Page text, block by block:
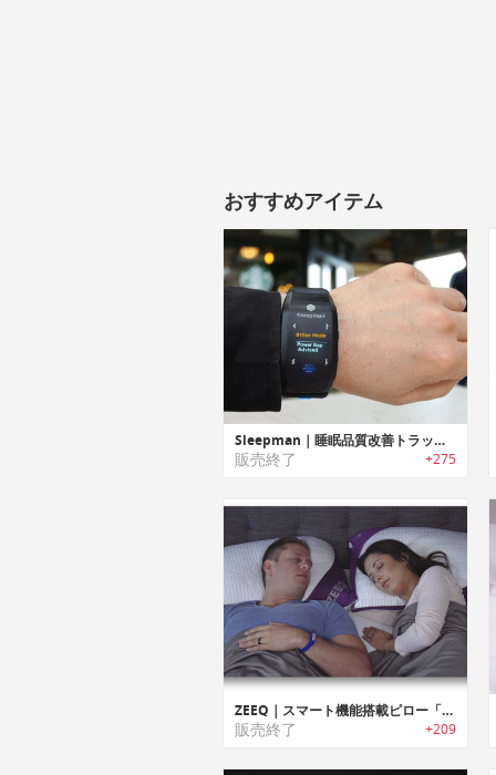
おすすめアイテム
Sleepman｜睡眠品質改善トラッカー「スリープマン」
販売終了 +275
ZEEQ｜スマート機能搭載ピロー「ジーク」
販売終了 +209